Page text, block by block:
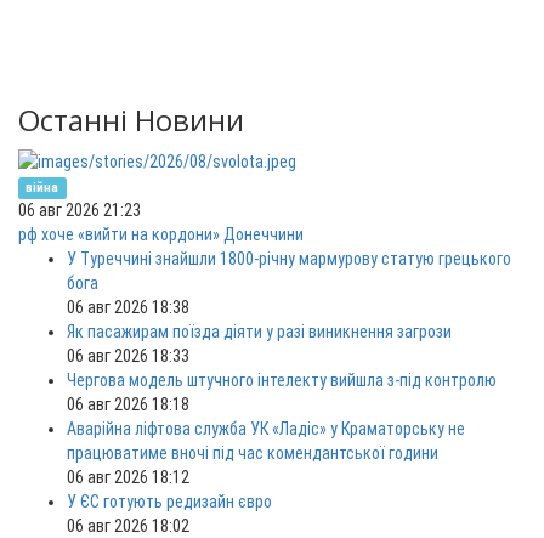
Останні Новини
війна
06 авг 2026 21:23
рф хоче «вийти на кордони» Донеччини
У Туреччині знайшли 1800-річну мармурову статую грецького
бога
06 авг 2026 18:38
Як пасажирам поїзда діяти у разі виникнення загрози
06 авг 2026 18:33
Чергова модель штучного інтелекту вийшла з-під контролю
06 авг 2026 18:18
Аварійна ліфтова служба УК «Ладіс» у Краматорську не
працюватиме вночі під час комендантської години
06 авг 2026 18:12
У ЄС готують редизайн євро
06 авг 2026 18:02